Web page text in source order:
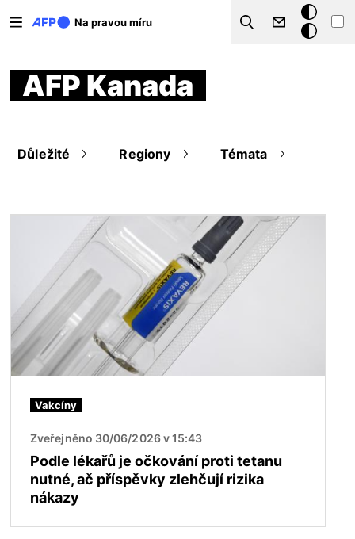
Na pravou míru
Search
Tmavý
režim
AFP Kanada
Důležité Regiony Témata
Vakcíny
Zveřejněno 30/06/2026 v 15:43
Podle lékařů je očkování proti tetanu
nutné, ač příspěvky zlehčují rizika
nákazy